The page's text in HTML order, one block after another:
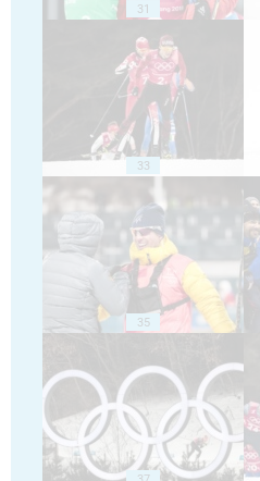
31
33
35